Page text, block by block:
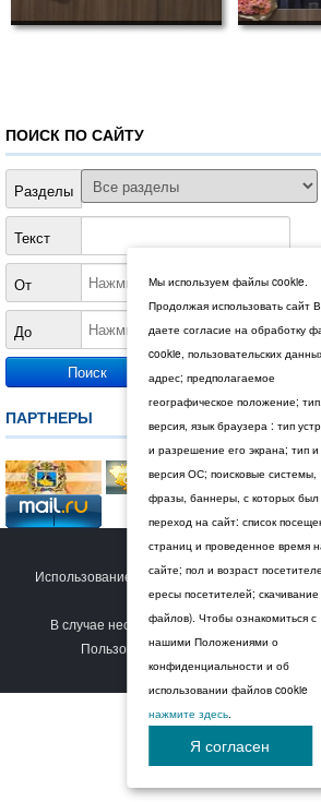
ПОИСК ПО САЙТУ
Разделы
Текст
От
До
ПАРТНЕРЫ
© 2026 Дума
Использование сайта Пользователем
Политикой
В случае несогласия с условиями
Пользователь должен прекратить
Мы используем файлы cookie.
Продолжая использовать сайт
даете согласие на обработку
cookie, пользовательских
адрес; предполагаемое
географическое положение; тип.
версия, язык браузера : тип
и разрешение его экрана; тип и
версия ОС; поисковые системы,
фразы, баннеры, с которых был
переход на сайт: список
страниц и проведенное время
сайте; пол и возраст
ересы посетителей; скачивание
файлов). Чтобы ознакомиться с
нашими Положениями о
конфиденциальности и об
использовании файлов cookie
нажмите здесь.
Я согласен